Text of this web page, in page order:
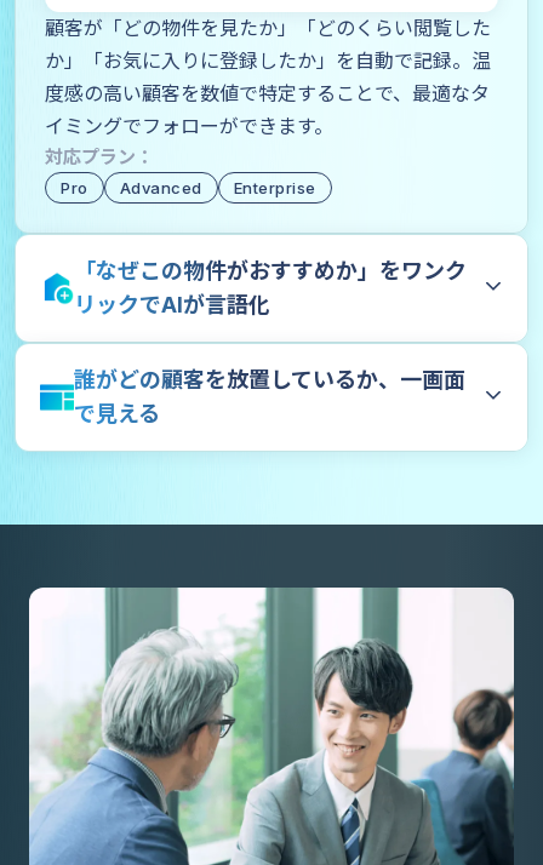
顧客が「どの物件を見たか」「どのくらい閲覧した
か」「お気に入りに登録したか」を自動で記録。温
度感の高い顧客を数値で特定することで、最適なタ
イミングでフォローができます。
対応プラン：
Pro Advanced Enterprise
「なぜこの物件がおすすめか」をワンク
リックでAIが言語化
誰がどの顧客を放置しているか、一画面
で見える